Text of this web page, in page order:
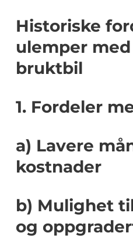
Historiske
ulemper
bruktbil
1. Fordeler
a) Lavere
kostnader
b) Mulighet
og